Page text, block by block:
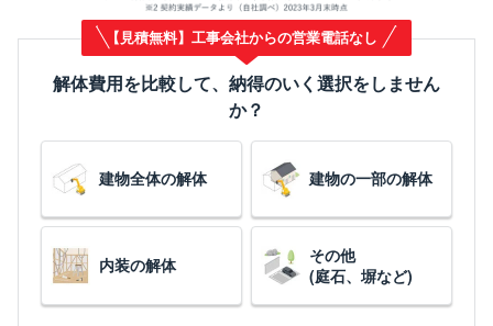
【見積無料】工事会社からの営業電話なし
解体費用を比較して、納得のいく選択をしません
か？
建物全体の解体 建物の一部の解体
内装の解体
その他
(庭石、塀など)